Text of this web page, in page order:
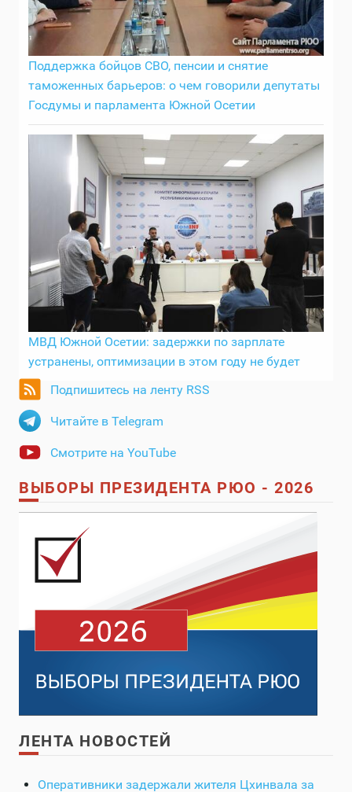
Поддержка бойцов СВО, пенсии и снятие
таможенных барьеров: о чем говорили депутаты
Госдумы и парламента Южной Осетии
МВД Южной Осетии: задержки по зарплате
устранены, оптимизации в этом году не будет
Подпишитесь на ленту RSS
Читайте в Telegram
Смотрите на YouTube
ВЫБОРЫ ПРЕЗИДЕНТА РЮО - 2026
ЛЕНТА НОВОСТЕЙ
Оперативники задержали жителя Цхинвала за